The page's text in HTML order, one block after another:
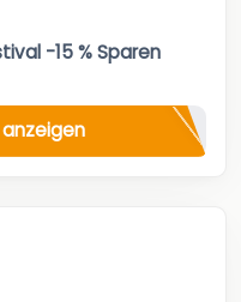
-15 % Sparen